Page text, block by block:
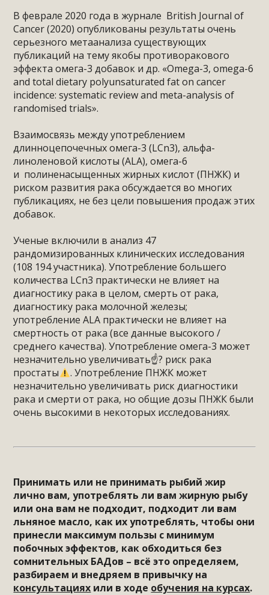
В феврале 2020 года в журнале British Journal of
Cancer (2020) опубликованы результаты очень
серьезного метаанализа существующих
публикаций на тему якобы противоракового
эффекта омега-3 добавок и др. «Omega-3, omega-6
and total dietary polyunsaturated fat on cancer
incidence: systematic review and meta-analysis of
randomised trials».
Взаимосвязь между употреблением
длинноцепочечных омега-3 (LCn3), альфа-
линоленовой кислоты (ALA), омега-6
и полиненасыщенных жирных кислот (ПНЖК) и
риском развития рака обсуждается во многих
публикациях, не без цели повышения продаж этих
добавок.
Ученые включили в анализ 47
рандомизированных клинических исследования
(108 194 участника). Употребление большего
количества LCn3 практически не влияет на
диагностику рака в целом, смерть от рака,
диагностику рака молочной железы;
употребление ALA практически не влияет на
смертность от рака (все данные высокого /
среднего качества). Употребление омега-3 может
незначительно увеличивать☝? риск рака
простаты
. Употребление ПНЖК может
незначительно увеличивать риск диагностики
рака и смерти от рака, но общие дозы ПНЖК были
очень высокими в некоторых исследованиях.
Принимать или не принимать рыбий жир
лично вам, употреблять ли вам жирную рыбу
или она вам не подходит, подходит ли вам
льняное масло, как их употреблять, чтобы они
принесли максимум пользы с минимум
побочных эффектов, как обходиться без
сомнительных БАДов – всё это определяем,
разбираем и внедряем в привычку на
консультациях или в ходе обучения на курсах.